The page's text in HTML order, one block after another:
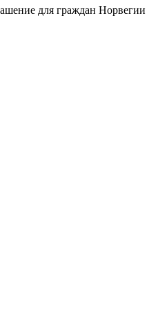
для граждан Норвегии